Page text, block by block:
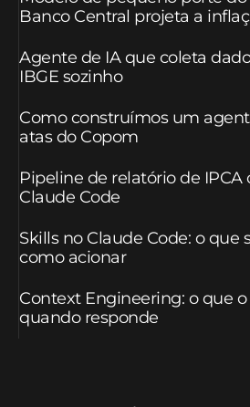
Banco Central projeta a
Agente de IA que coleta
IBGE sozinho
Como construímos um
atas do Copom
Pipeline de relatório de
Claude Code
Skills no Claude Code: o que
como acionar
Context Engineering: o que
quando responde